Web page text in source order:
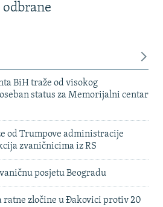
BiH traže od visokog
status za Memorijalni centar
od Trumpove administracije
zvaničnicima iz RS
posjetu Beogradu
ratne zločine u Đakovici protiv 20